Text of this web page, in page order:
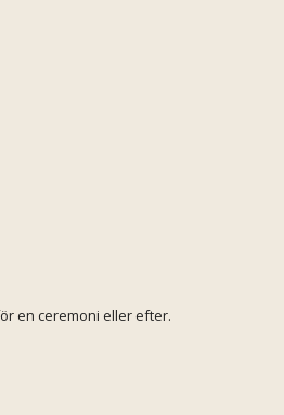
en ceremoni eller efter.